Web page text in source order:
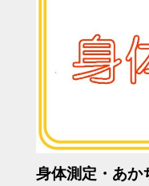
身体測定・あか